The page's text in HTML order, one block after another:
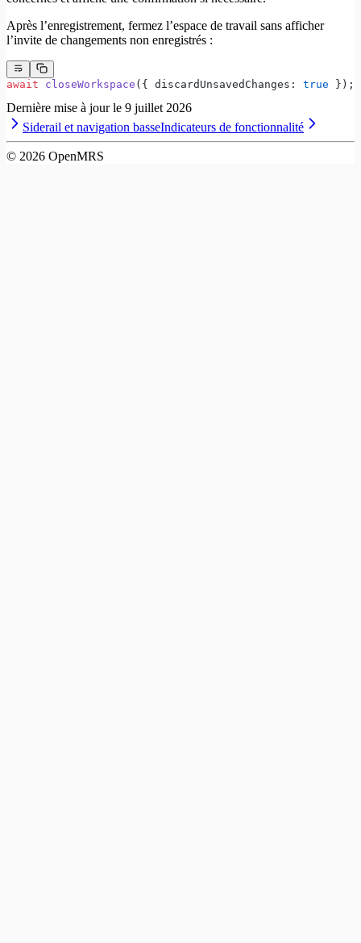
Après l’enregistrement, fermez l’espace de travail sans afficher
l’invite de changements non enregistrés :
await closeWorkspace ({ discardUnsavedChanges: true });
Dernière mise à jour le 9 juillet 2026
Siderail et navigation basseIndicateurs de fonctionnalité
© 2026 OpenMRS